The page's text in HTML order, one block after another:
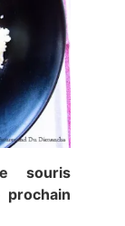
souris
prochain